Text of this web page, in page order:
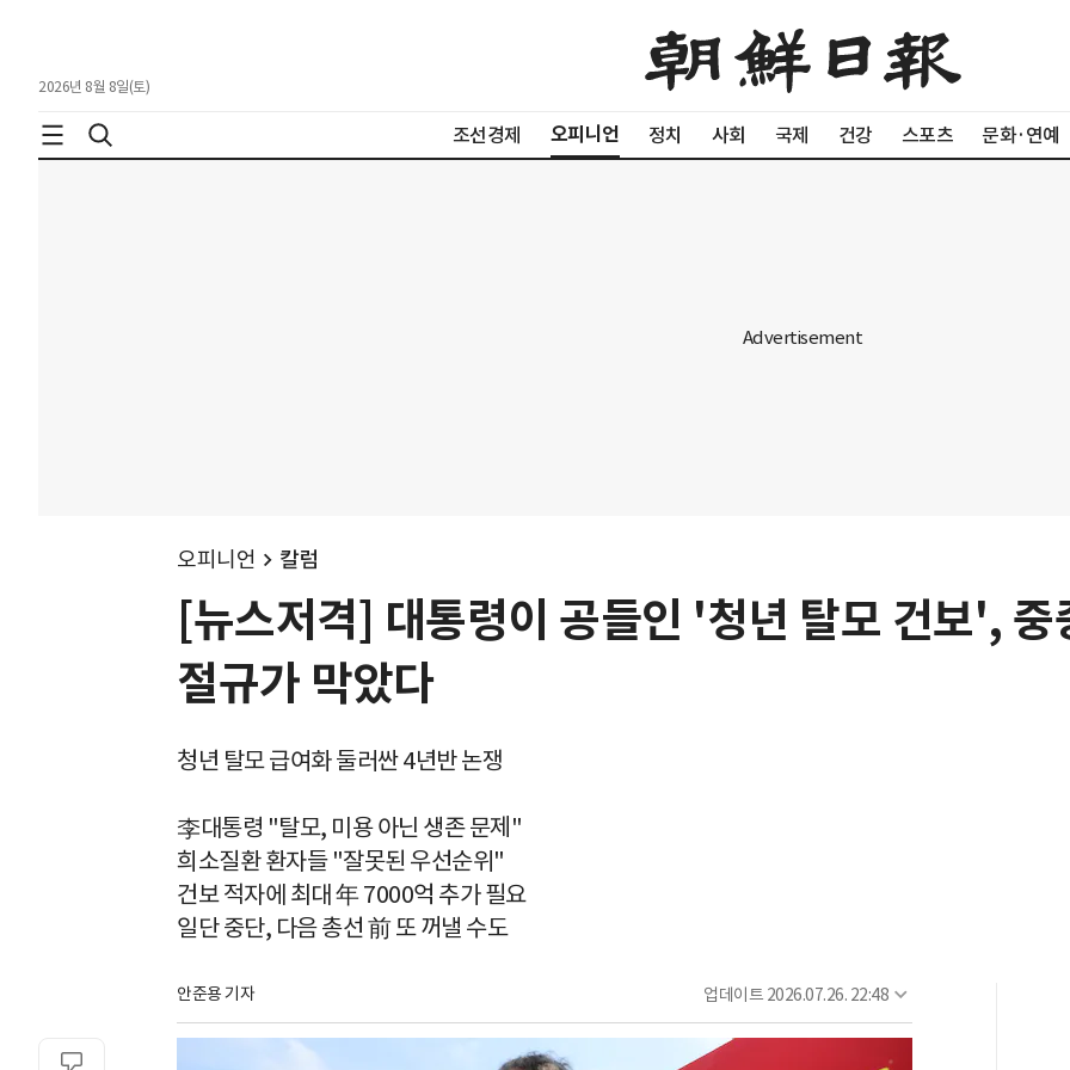
2026년 8월 8일(토)
조선경제 오피니언 정치 사회 국제 건강 스포츠 문화·연예
오피니언 칼럼
[뉴스저격] 대통령이 공들인 '청년 탈모 건보', 중
절규가 막았다
청년 탈모 급여화 둘러싼 4년반 논쟁
李대통령 "탈모, 미용 아닌 생존 문제"
희소질환 환자들 "잘못된 우선순위"
건보 적자에 최대 年 7000억 추가 필요
일단 중단, 다음 총선 前 또 꺼낼 수도
안준용 기자 업데이트 2026.07.26. 22:48